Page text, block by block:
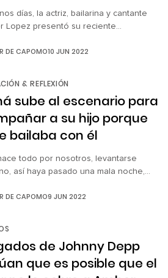
días, la actriz, bailarina y cantante
Lopez presentó su reciente
de Netflix, en el Festival de Tribeca.
que vivió en la preparación del medio
el gran momento lo compartió […]
DE CAPOMO10 JUN 2022
& REFLEXIÓN
sube al escenario para
a su hijo porque
bailaba con él
todo por nosotros, levantarse
así haya pasado una mala noche,
con la mejor actitud posible, incluso
Un ejemplo de esto son […]
DE CAPOMO9 JUN 2022
de Johnny Depp
que es posible que el